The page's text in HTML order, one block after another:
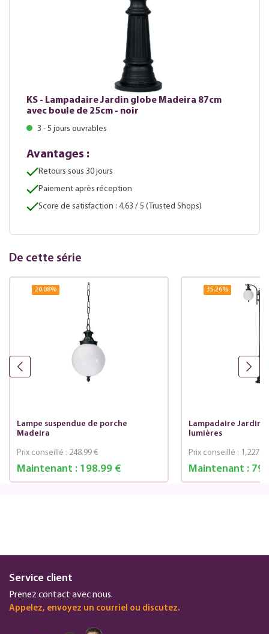
KS - Lampadaire Jardin globe Madeira 87cm
avec boule de 25cm - noir
3 - 5 jours ouvrables
Avantages :
Retours sous 30 jours
Paiement après réception
Score de satisfaction : 4,63 / 5 (Trusted Shops)
De cette série
20.08%
Lampe suspendue de porche
Madeira
Maintenant :198.99 €
Prix conseillé : 248.99 €
35.26%
Lampadaire Jardin
lumières
Maintenant :
Prix conseillé :
Service client
Prenez contact avec nous.
Appelez, envoyez un courriel ou discutez.